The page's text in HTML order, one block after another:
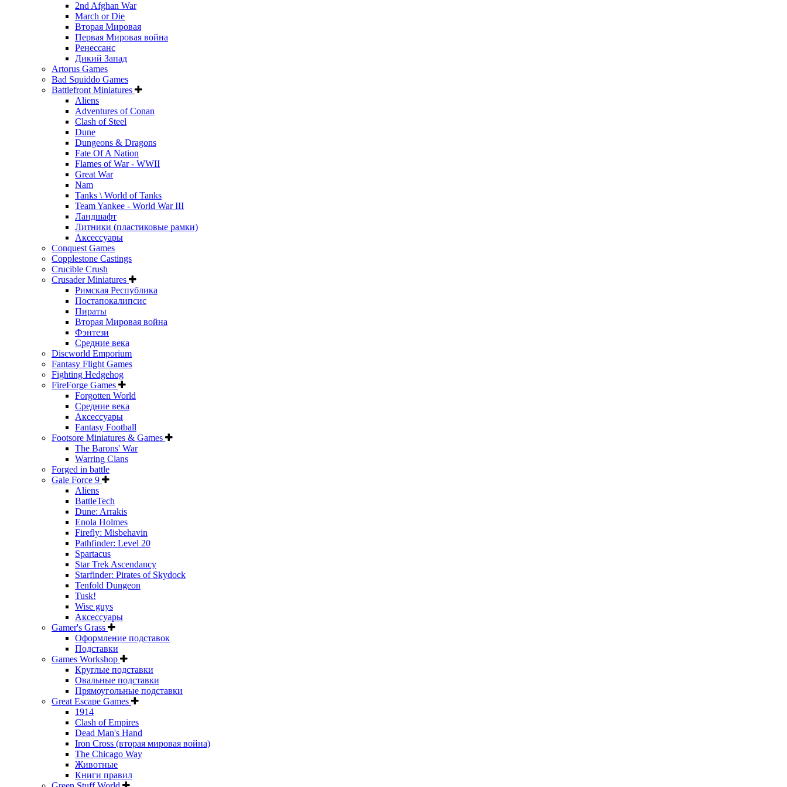
2nd Afghan War
March or Die
Вторая Мировая
Первая Мировая война
Ренессанс
Дикий Запад
Artorus Games
Bad Squiddo Games
Battlefront Miniatures
Aliens
Adventures of Conan
Clash of Steel
Dune
Dungeons & Dragons
Fate Of A Nation
Flames of War - WWII
Great War
Nam
Tanks \ World of Tanks
Team Yankee - World War III
Ландшафт
Литники (пластиковые рамки)
Аксессуары
Conquest Games
Copplestone Castings
Crucible Crush
Crusader Miniatures
Римская Республика
Постапокалипсис
Пираты
Вторая Мировая война
Фэнтези
Средние века
Discworld Emporium
Fantasy Flight Games
Fighting Hedgehog
FireForge Games
Forgotten World
Средние века
Аксессуары
Fantasy Football
Footsore Miniatures & Games
The Barons' War
Warring Clans
Forged in battle
Gale Force 9
Aliens
BattleTech
Dune: Arrakis
Enola Holmes
Firefly: Misbehavin
Pathfinder: Level 20
Spartacus
Star Trek Ascendancy
Starfinder: Pirates of Skydock
Tenfold Dungeon
Tusk!
Wise guys
Аксессуары
Gamer's Grass
Оформление подставок
Подставки
Games Workshop
Круглые подставки
Овальные подставки
Прямоугольные подставки
Great Escape Games
1914
Clash of Empires
Dead Man's Hand
Iron Cross (вторая мировая война)
The Chicago Way
Животные
Книги правил